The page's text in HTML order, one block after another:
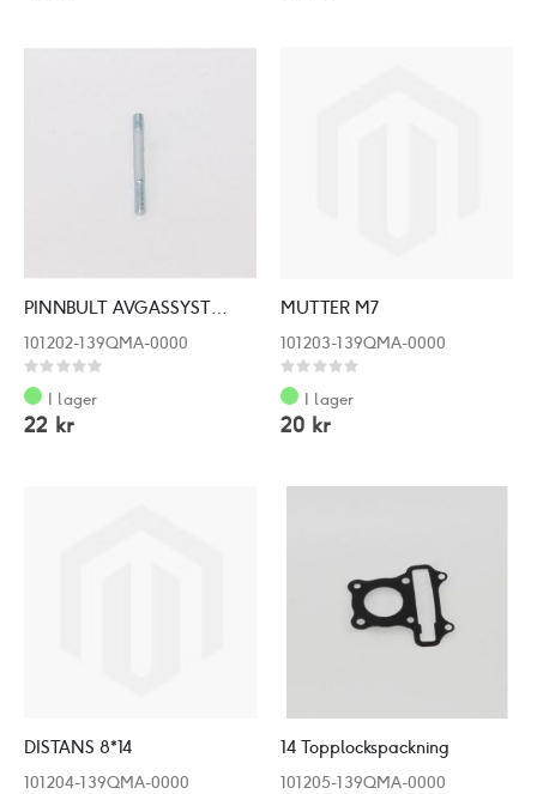
PINNBULT AVGASSYSTEM M6*32
101202-139QMA-0000
Rating:
0%
I lager
22 kr
MUTTER M7
101203-139QMA-0000
Rating:
0%
I lager
20 kr
DISTANS 8*14
101204-139QMA-0000
14 Topplockspackning
101205-139QMA-0000